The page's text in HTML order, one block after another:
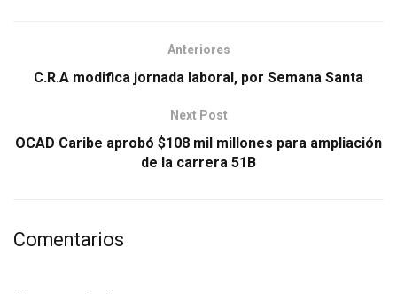
Anteriores
C.R.A modifica jornada laboral, por Semana Santa
Next Post
OCAD Caribe aprobó $108 mil millones para ampliación
de la carrera 51B
Comentarios